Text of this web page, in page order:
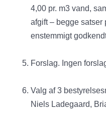
4,00 pr. m3 vand,
afgift – begge satser
enstemmigt
Forslag. Ingen
Valg af 3
Niels Ladegaard,